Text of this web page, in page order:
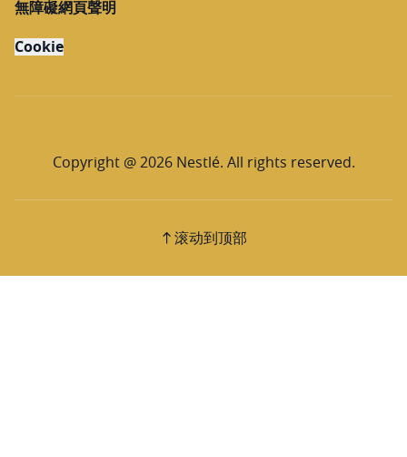
無障礙網頁聲明
Cookie
Copyright @ 2026 Nestlé. All rights reserved.
滚动到顶部